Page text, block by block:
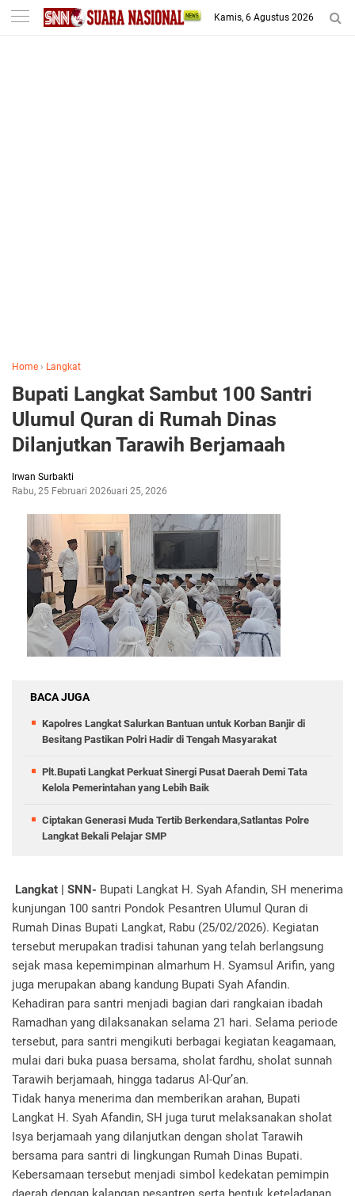
-->
Kamis, 6 Agustus 2026
Home › Langkat
Bupati Langkat Sambut 100 Santri
Ulumul Quran di Rumah Dinas
Dilanjutkan Tarawih Berjamaah
Irwan Surbakti
Rabu, 25 Februari 2026Februari 25, 2026
BACA JUGA
Kapolres Langkat Salurkan Bantuan untuk Korban Banjir di
Besitang Pastikan Polri Hadir di Tengah Masyarakat
Plt.Bupati Langkat Perkuat Sinergi Pusat Daerah Demi Tata
Kelola Pemerintahan yang Lebih Baik
Ciptakan Generasi Muda Tertib Berkendara,Satlantas Polre
Langkat Bekali Pelajar SMP
Langkat | SNN- Bupati Langkat H. Syah Afandin, SH menerima
kunjungan 100 santri Pondok Pesantren Ulumul Quran di
Rumah Dinas Bupati Langkat, Rabu (25/02/2026). Kegiatan
tersebut merupakan tradisi tahunan yang telah berlangsung
sejak masa kepemimpinan almarhum H. Syamsul Arifin, yang
juga merupakan abang kandung Bupati Syah Afandin.
Kehadiran para santri menjadi bagian dari rangkaian ibadah
Ramadhan yang dilaksanakan selama 21 hari. Selama periode
tersebut, para santri mengikuti berbagai kegiatan keagamaan,
mulai dari buka puasa bersama, sholat fardhu, sholat sunnah
Tarawih berjamaah, hingga tadarus Al-Qur’an.
Tidak hanya menerima dan memberikan arahan, Bupati
Langkat H. Syah Afandin, SH juga turut melaksanakan sholat
Isya berjamaah yang dilanjutkan dengan sholat Tarawih
bersama para santri di lingkungan Rumah Dinas Bupati.
Kebersamaan tersebut menjadi simbol kedekatan pemimpin